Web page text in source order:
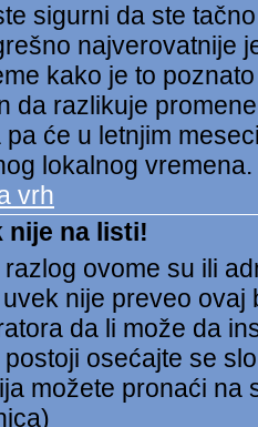
sigurni da ste
najverovatnije
kako je to
da razlikuje
će u letnjim
lokalnog vremena.
vrh
nije na listi!
ovome su ili
nije preveo ovaj
da li može da
osećajte se
možete pronaći na